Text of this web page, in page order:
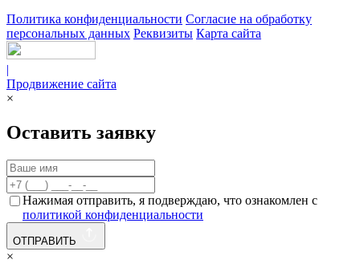
Политика конфиденциальности Согласие на обработку
персональных данных Реквизиты Карта сайта
|
Продвижение сайта
×
Оставить заявку
Нажимая отправить, я подверждаю, что ознакомлен с
политикой конфиденциальности
ОТПРАВИТЬ
×